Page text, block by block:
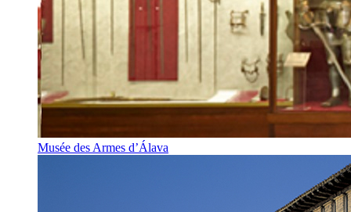
Musée des Armes d’Álava